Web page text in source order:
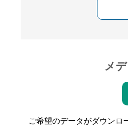
メ
ご希望のデータがダウンロ